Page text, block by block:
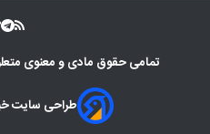
تمامی حقوق مادی و معنوی
طراحی سایت